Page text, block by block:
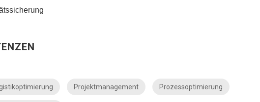
Projektmanagement Prozessoptimierung